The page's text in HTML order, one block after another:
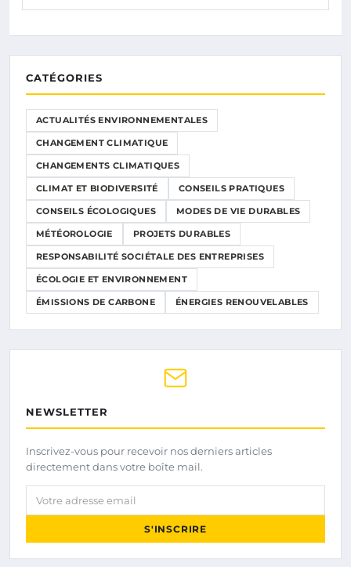
CATÉGORIES
ACTUALITÉS ENVIRONNEMENTALES
CHANGEMENT CLIMATIQUE
CHANGEMENTS CLIMATIQUES
CLIMAT ET BIODIVERSITÉ CONSEILS PRATIQUES
CONSEILS ÉCOLOGIQUES MODES DE VIE DURABLES
MÉTÉOROLOGIE PROJETS DURABLES
RESPONSABILITÉ SOCIÉTALE DES ENTREPRISES
ÉCOLOGIE ET ENVIRONNEMENT
ÉMISSIONS DE CARBONE ÉNERGIES RENOUVELABLES
NEWSLETTER
Inscrivez-vous pour recevoir nos derniers articles
directement dans votre boîte mail.
Votre adresse email
S'INSCRIRE